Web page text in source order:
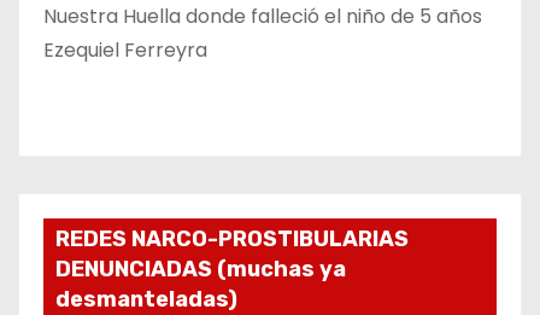
Nuestra Huella donde falleció el niño de 5 años
Ezequiel Ferreyra
REDES NARCO-PROSTIBULARIAS
DENUNCIADAS (muchas ya
desmanteladas)